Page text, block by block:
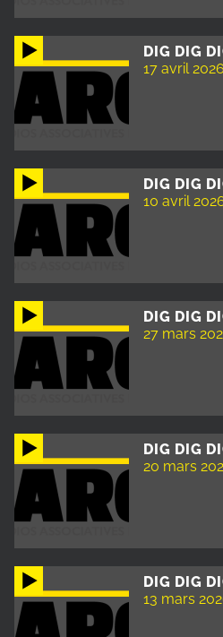
DIG DIG
17 avril 2026
DIG DIG
10 avril
DIG DIG
27 mars
DIG DIG
20 mars
DIG DIG
13 mars